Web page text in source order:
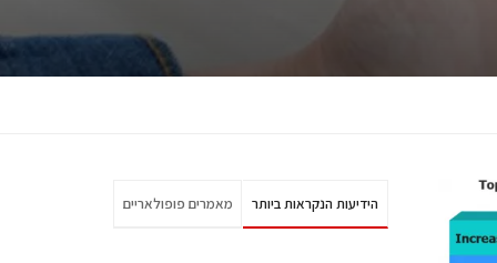
הידיעות הנקראות ביותר מאמרים פופולאריים